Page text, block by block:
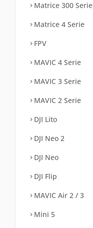
Matrice 300 Serie
Matrice 4 Serie
FPV
MAVIC 4 Serie
MAVIC 3 Serie
MAVIC 2 Serie
DJI Lito
DJI Neo 2
DJI Neo
DJI Flip
MAVIC Air 2 / 3
Mini 5